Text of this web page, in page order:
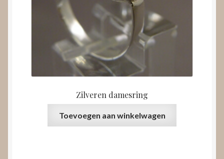
Zilveren damesring
Toevoegen aan winkelwagen